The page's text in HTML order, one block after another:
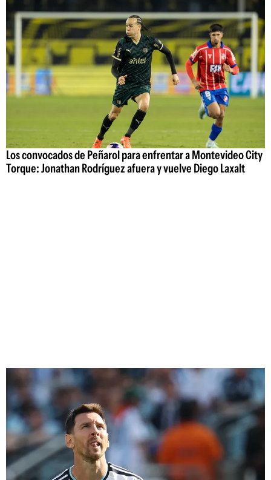
Los convocados de Peñarol para enfrentar a Montevideo City
Torque: Jonathan Rodríguez afuera y vuelve Diego Laxalt